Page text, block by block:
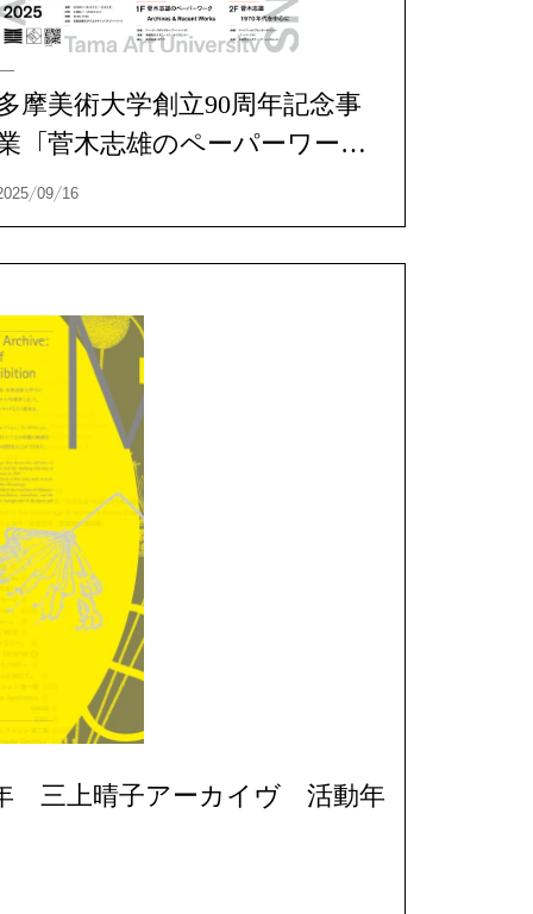
摩美術大学創立90周年記念事
「菅木志雄のペーパーワー
Archives & Recent Works」
三上晴子アーカイヴ 活動年